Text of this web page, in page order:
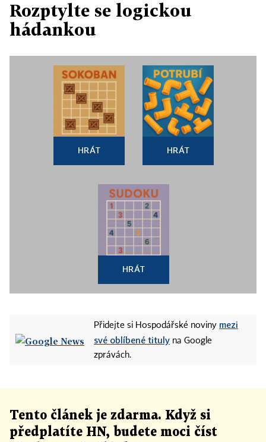
Rozptylte se logickou
hádankou
HRÁT HRÁT
HRÁT
Přidejte si Hospodářské noviny mezi
své oblíbené tituly na Google
zprávách.
Tento článek je zdarma. Když si
předplatíte HN, budete moci číst